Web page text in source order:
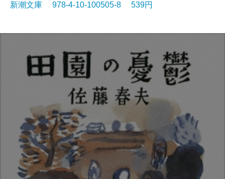
新潮文庫 978-4-10-100505-8 539円